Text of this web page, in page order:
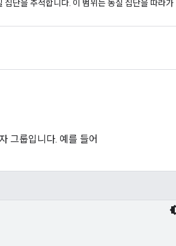
단을 추적합니다. 이 범위는 동질 집단을 따라가
그룹입니다. 예를 들어